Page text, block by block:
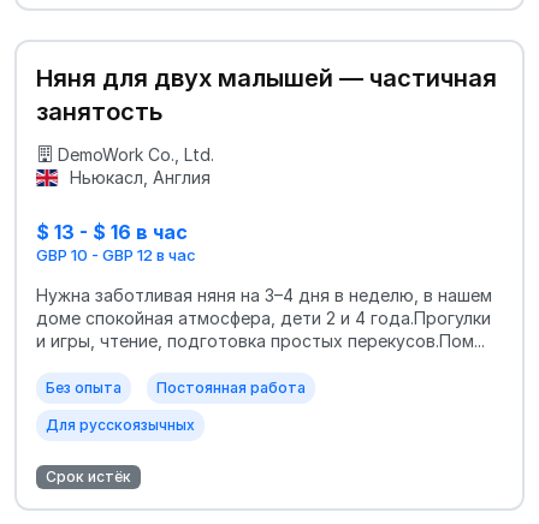
Няня для двух малышей — частичная
занятость
DemoWork Co., Ltd.
Ньюкасл, Англия
$ 13 - $ 16 в час
GBP 10 - GBP 12 в час
Нужна заботливая няня на 3–4 дня в неделю, в нашем
доме спокойная атмосфера, дети 2 и 4 года.Прогулки
и игры, чтение, подготовка простых перекусов.Пом...
Без опыта Постоянная работа
Для русскоязычных
Срок истёк